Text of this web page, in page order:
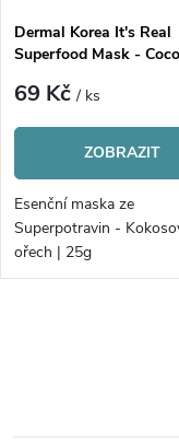
Dermal Korea It's Real
Superfood Mask -
69 Kč/ ks
ZOBRAZIT
Esenční maska ze
Superpotravin -
ořech | 25g
l